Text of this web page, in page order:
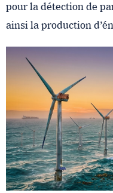
pour la détection de
ainsi la production